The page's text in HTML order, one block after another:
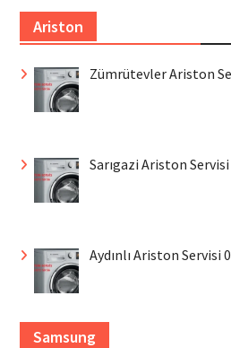
Ariston
Zümrütevler Ariston
Sarıgazi Ariston Servisi
Aydınlı Ariston Servisi
Samsung